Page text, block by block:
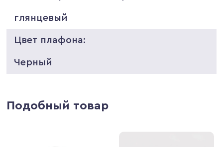
глянцевый
Цвет плафона:
Черный
Подобный товар